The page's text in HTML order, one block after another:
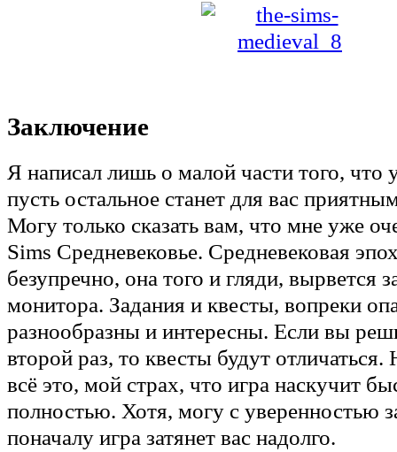
Заключение
Я написал лишь о малой части того, что
пусть остальное станет для вас
Могу только сказать вам, что мне уже
Sims Средневековье. Средневековая
безупречно, она того и гляди, вырвется
монитора. Задания и квесты, вопреки
разнообразны и интересны. Если вы
второй раз, то квесты будут
всё это, мой страх, что игра наскучит
полностью. Хотя, могу с уверенностью
поначалу игра затянет вас надолго.